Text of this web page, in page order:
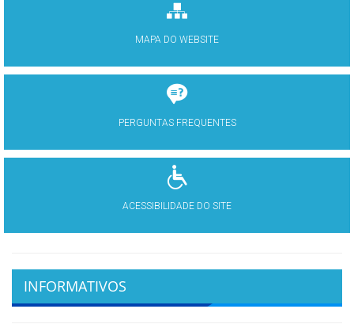
MAPA DO WEBSITE
PERGUNTAS FREQUENTES
ACESSIBILIDADE DO SITE
INFORMATIVOS